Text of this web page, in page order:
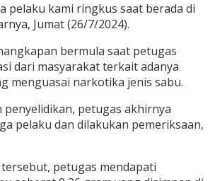
pelaku kami ringkus saat berada di
Jumat (26/7/2024).
bermula saat petugas
dari masyarakat terkait adanya
menguasai narkotika jenis sabu.
penyelidikan, petugas akhirnya
pelaku dan dilakukan pemeriksaan,
petugas mendapati